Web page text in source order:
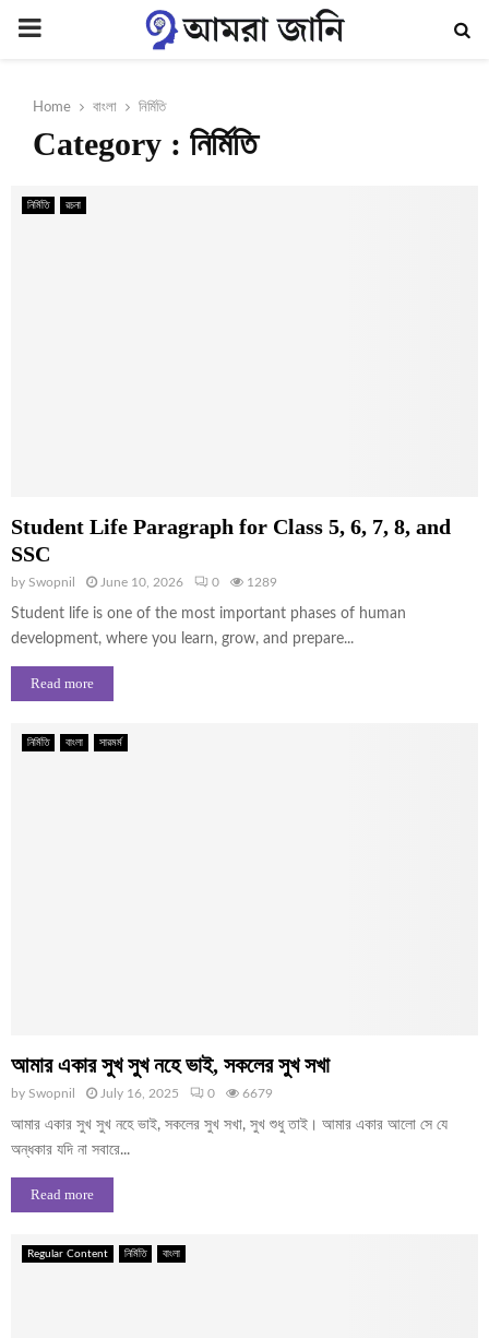
PRIMARY
Home বাংলা নির্মিতি
Category : নির্মিতি
নির্মিতি রচনা
Student Life Paragraph for Class 5, 6, 7, 8, and
SSC
by Swopnil June 10, 2026 0 1289
Student life is one of the most important phases of human
development, where you learn, grow, and prepare...
Read more
নির্মিতি বাংলা সারমর্ম
আমার একার সুখ সুখ নহে ভাই, সকলের সুখ সখা
by Swopnil July 16, 2025 0 6679
আমার একার সুখ সুখ নহে ভাই, সকলের সুখ সখা, সুখ শুধু তাই। আমার একার আলো সে যে
অন্ধকার যদি না সবারে...
Read more
Regular Content নির্মিতি বাংলা